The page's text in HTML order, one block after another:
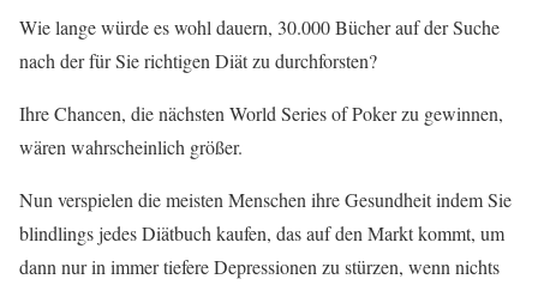
Wie lange würde es wohl dauern, 30.000 Bücher auf der Suche
nach der für Sie richtigen Diät zu durchforsten?
Ihre Chancen, die nächsten World Series of Poker zu gewinnen,
wären wahrscheinlich größer.
Nun verspielen die meisten Menschen ihre Gesundheit indem Sie
blindlings jedes Diätbuch kaufen, das auf den Markt kommt, um
dann nur in immer tiefere Depressionen zu stürzen, wenn nichts